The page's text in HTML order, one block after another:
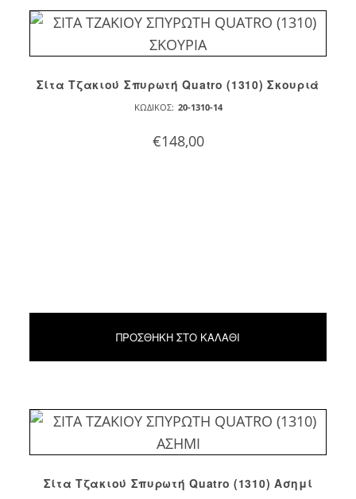
Σίτα Τζακιού Σπυρωτή Quatro (1310) Σκουριά
ΚΩΔΙΚΌΣ: 20-1310-14
€148,00
ΠΡΟΣΘΉΚΗ ΣΤΟ ΚΑΛΆΘΙ
Σίτα Τζακιού Σπυρωτή Quatro (1310) Ασημί